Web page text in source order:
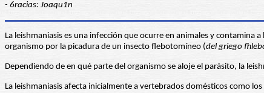
- 6racias: Joaqu1n
La leishmaniasis es una infección que ocurre en animales y contamina a
organismo por la picadura de un insecto flebotomíneo (del griego
Dependiendo de en qué parte del organismo se aloje el parásito, la
La leishmaniasis afecta inicialmente a vertebrados domésticos como